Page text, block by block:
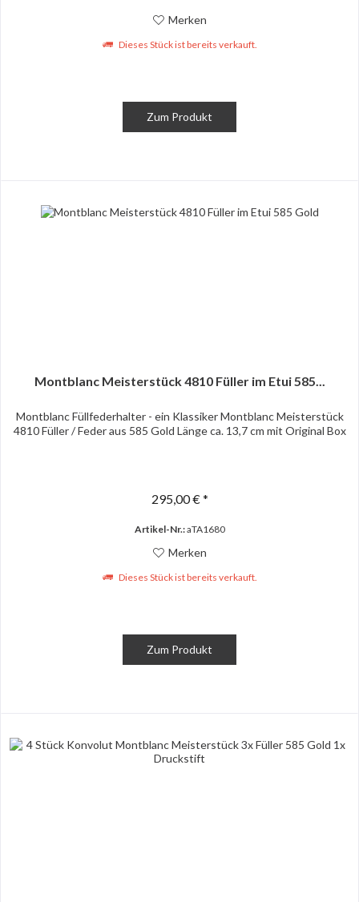
Merken
Dieses Stück ist bereits verkauft.
Zum Produkt
Montblanc Meisterstück 4810 Füller im Etui 585...
Montblanc Füllfederhalter - ein Klassiker Montblanc Meisterstück
4810 Füller / Feder aus 585 Gold Länge ca. 13,7 cm mit Original Box
295,00 € *
Artikel-Nr.:aTA1680
Merken
Dieses Stück ist bereits verkauft.
Zum Produkt